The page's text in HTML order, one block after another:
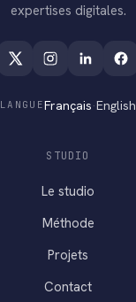
expertises digitales.
LANGUEFrançais·English
STUDIO
Le studio
Méthode
Projets
Contact